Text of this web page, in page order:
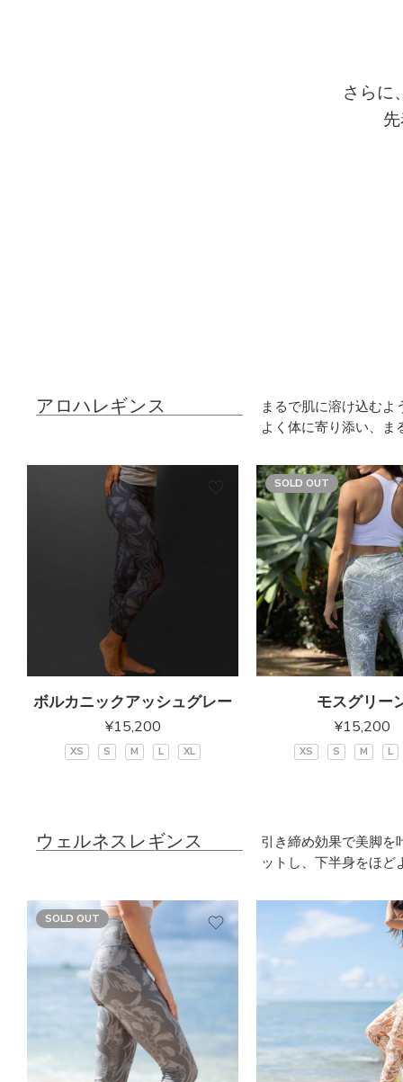
さらに
アロハレギンス
まるで肌に溶け込む
よく体に寄り添い、
ボルカニックアッシュグレー
¥15,200
XS S M L XL
SOLD OUT
モスグリー
¥15,200
XS S M L
ウェルネスレギンス
引き締め効果で美脚を
ットし、下半身をほ
SOLD OUT